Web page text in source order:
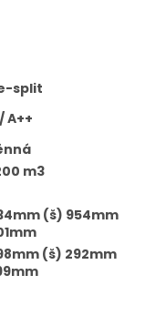
split
A++
m3
(š) 954mm
(š) 292mm